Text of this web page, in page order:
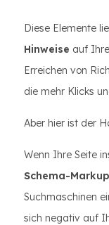
Diese Elemente
Hinweise auf
Erreichen von
die mehr Klicks
Aber hier ist der
Wenn Ihre Seite
Schema-
Suchmaschinen
sich negativ auf